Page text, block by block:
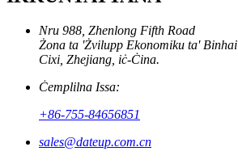
Nru 988, Zhenlong Fifth Road
Żona ta 'Żvilupp Ekonomiku ta' Binhai
Cixi, Zhejiang, iċ-Ċina.
Ċemplilna Issa:
+86-755-84656851
sales@dateup.com.cn